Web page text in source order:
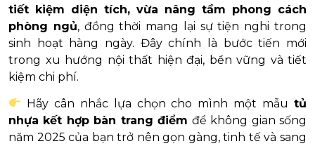
tiết kiệm diện tích, vừa nâng tầm phong cách
phòng ngủ, đồng thời mang lại sự tiện nghi trong
sinh hoạt hàng ngày. Đây chính là bước tiến mới
trong xu hướng nội thất hiện đại, bền vững và tiết
kiệm chi phí.
Hãy cân nhắc lựa chọn cho mình một mẫu tủ
nhựa kết hợp bàn trang điểm để không gian sống
năm 2025 của bạn trở nên gọn gàng, tinh tế và sang